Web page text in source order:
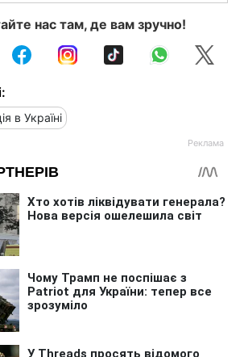
нас там, де вам зручно!
в Україні